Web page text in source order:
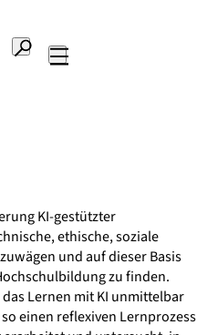
Search
KI-gestützter
ethische, soziale
und auf dieser Basis
zu finden.
Lernen mit KI unmittelbar
einen reflexiven Lernprozess